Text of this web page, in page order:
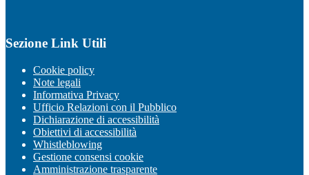
Sezione Link Utili
Cookie policy
Note legali
Informativa Privacy
Ufficio Relazioni con il Pubblico
Dichiarazione di accessibilità
Obiettivi di accessibilità
Whistleblowing
Gestione consensi cookie
Amministrazione trasparente